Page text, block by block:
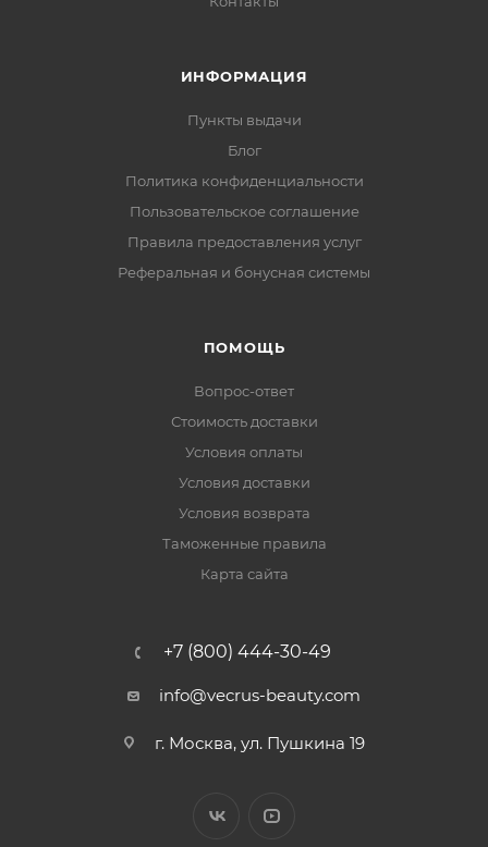
ИНФОРМАЦИЯ
Пункты выдачи
Блог
Политика конфиденциальности
Пользовательское соглашение
Правила предоставления услуг
Реферальная и бонусная системы
ПОМОЩЬ
Вопрос-ответ
Стоимость доставки
Условия оплаты
Условия доставки
Условия возврата
Таможенные правила
Карта сайта
+7 (800) 444-30-49
info@vecrus-beauty.com
г. Москва, ул. Пушкина 19